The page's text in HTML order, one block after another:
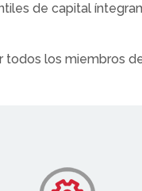
de capital
todos los miembros